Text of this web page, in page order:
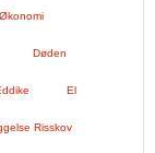
Døden
El
Risskov